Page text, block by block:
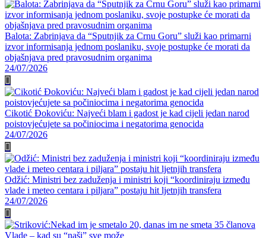
Balota: Zabrinjava da “Sputnjik za Crnu Goru” služi kao primarni
izvor informisanja jednom poslaniku, svoje postupke će morati da
objašnjava pred pravosudnim organima
24/07/2026
Cikotić Đokoviću: Najveći blam i gadost je kad cijeli jedan narod
poistovjećujete sa počiniocima i negatorima genocida
24/07/2026
Odžić: Ministri bez zaduženja i ministri koji “koordiniraju između
vlade i meteo centara i piljara” postaju hit ljetnjih transfera
24/07/2026